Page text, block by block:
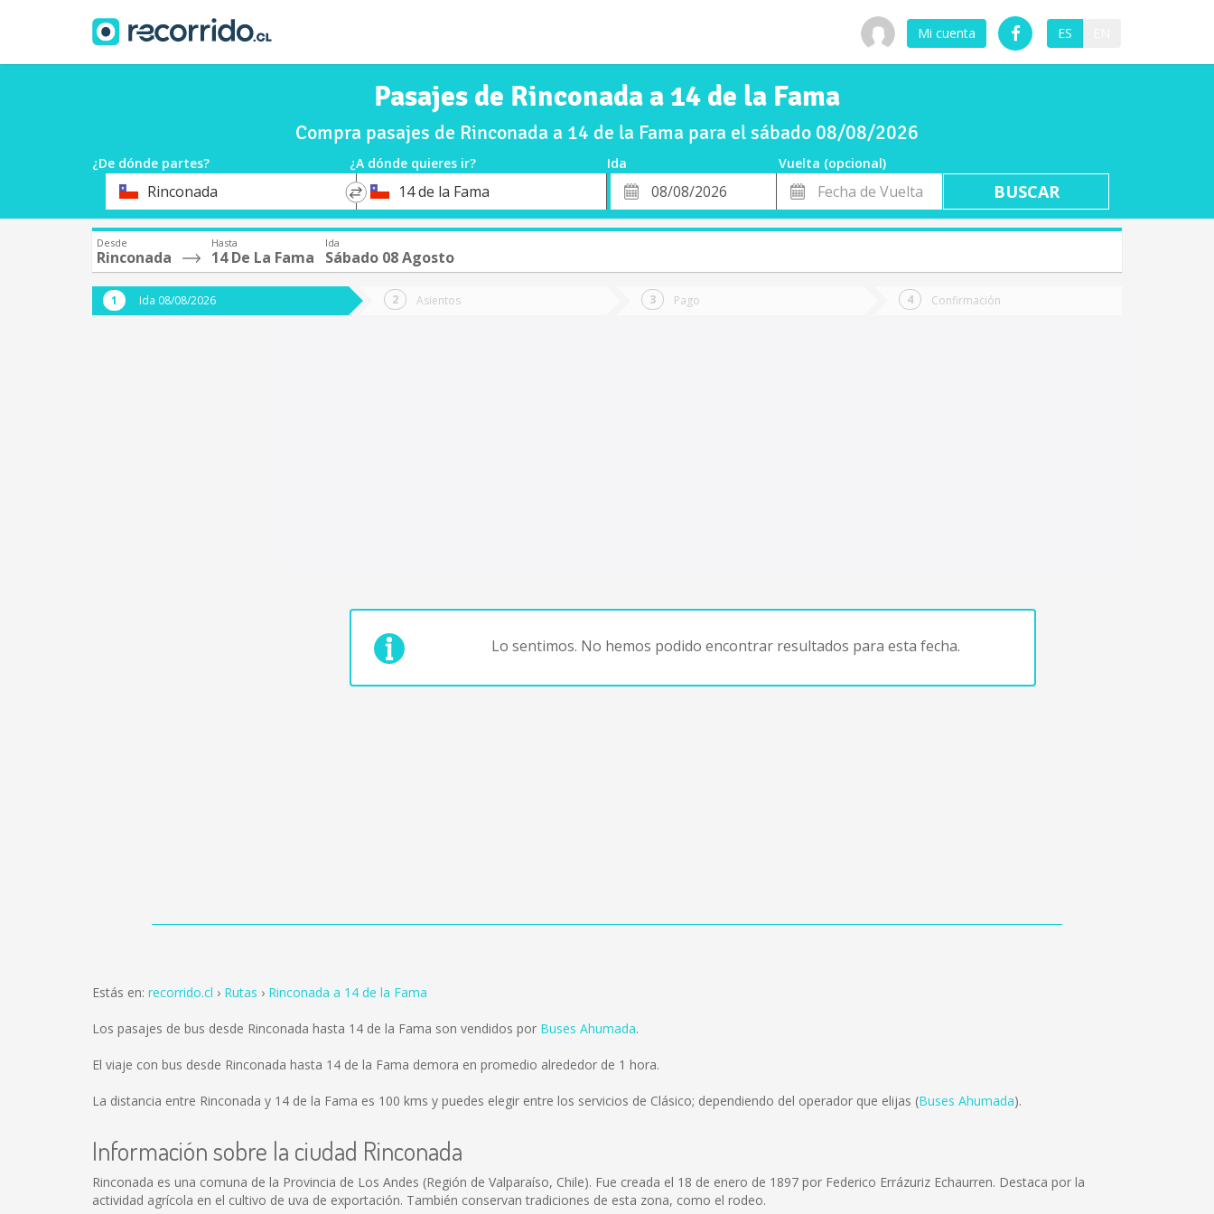
Mi cuenta ES
Pasajes de Rinconada a 14 de la Fama
Compra pasajes de Rinconada a 14 de la Fama para el sábado 08/08/2026
¿De dónde partes? ¿A dónde quieres ir? Ida
Vuelta (opcional)
OrigenRinconada
*
Destino14 de la Fama
Fecha
de
Fecha
de
Vuelta
Desde
Rinconada
Hasta
14 De La Fama
Ida
Sábado 08 Agosto
Ida 08/08/2026 Asientos Pago Confirmación
Lo sentimos. No hemos podido encontrar resultados para esta fecha.
Estás en: recorrido.cl Rutas Rinconada a 14 de la Fama
Los pasajes de bus desde Rinconada hasta 14 de la Fama son vendidos por Buses Ahumada.
El viaje con bus desde Rinconada hasta 14 de la Fama demora en promedio alrededor de 1 hora.
La distancia entre Rinconada y 14 de la Fama es 100 kms y puedes elegir entre los servicios de Clásico; dependiendo del operador que elijas (Buses Ahumada).
Información sobre la ciudad Rinconada
Rinconada es una comuna de la Provincia de Los Andes (Región de Valparaíso, Chile). Fue creada el 18 de enero de 1897 por Federico Errázuriz Echaurren. Destaca por la
actividad agrícola en el cultivo de uva de exportación. También conservan tradiciones de esta zona, como el rodeo.